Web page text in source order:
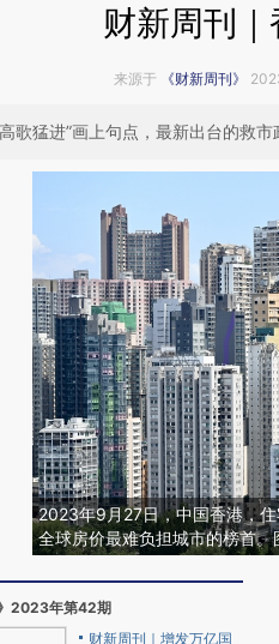
财新周刊
来源于 《财新周刊》
歌猛进”画上句点，最新出台的救市
2023年9月27日，中国香港，
全球房价最难负担城市的榜首
》2023年第42期
财新周刊｜增发万亿国